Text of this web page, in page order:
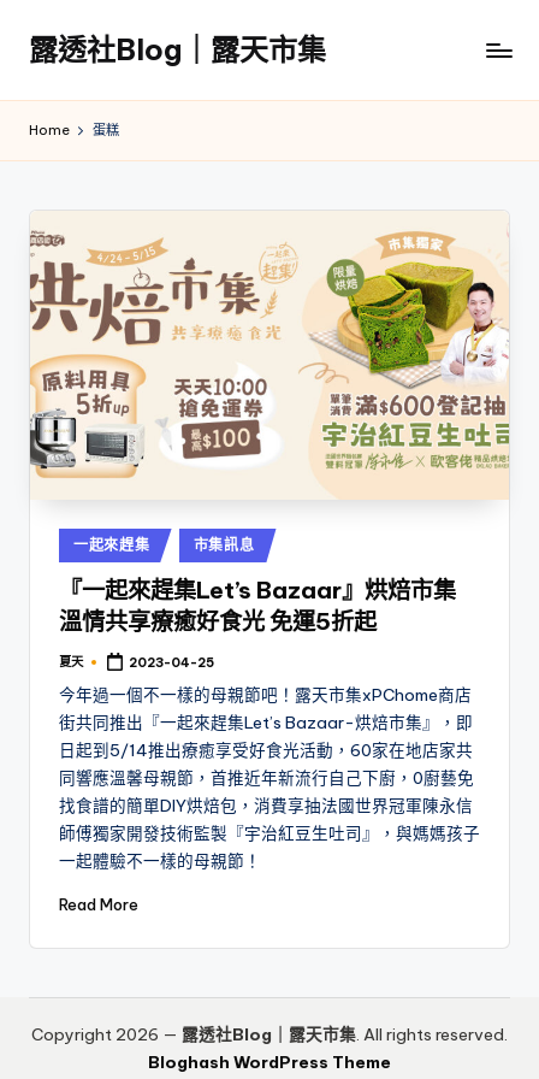
Skip
content
露透社Blog｜露天市集
社
露
天
市
集
Home 蛋糕
Posted
in
一起來趕集 市集訊息
『一起來趕集Let’s Bazaar』烘焙市集
溫情共享療癒好食光 免運5折起
Posted
夏天 2023-04-25
今年過一個不一樣的母親節吧！露天市集xPChome商店
街共同推出『一起來趕集Let’s Bazaar-烘焙市集』，即
日起到5/14推出療癒享受好食光活動，60家在地店家共
同響應溫馨母親節，首推近年新流行自己下廚，0廚藝免
找食譜的簡單DIY烘焙包，消費享抽法國世界冠軍陳永信
師傅獨家開發技術監製『宇治紅豆生吐司』，與媽媽孩子
一起體驗不一樣的母親節！
Read More
Copyright 2026 — 露透社Blog｜露天市集 . All rights reserved.
Bloghash WordPress Theme